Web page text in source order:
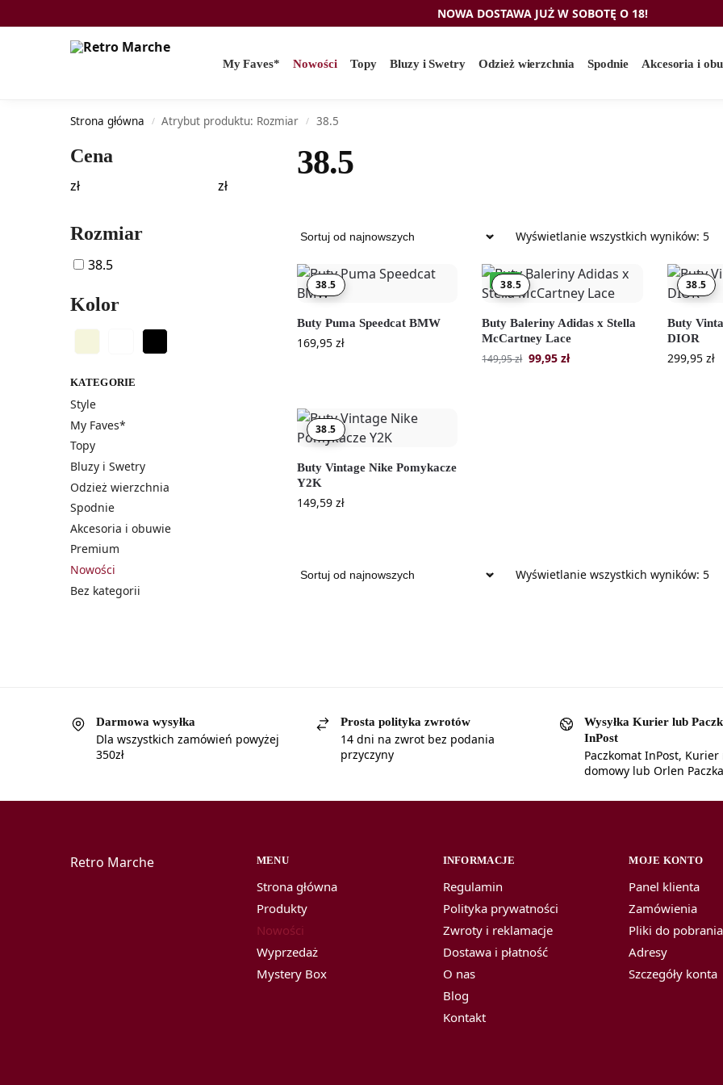
NOWA DOSTAWA JUŻ W SOBOTĘ O 18!
My Faves* Nowości Topy Bluzy i Swetry Odzież wierzchnia Spodnie Akcesoria i
Search
Strona główna / Atrybut produktu: Rozmiar / 38.5
38.5
Wyświetlanie wszystkich wyników: 5
38.5
Buty Puma Speedcat BMW
169,95 zł
-33%
38.5
Buty Baleriny Adidas x Stella
McCartney Lace
149,95zł 99,95zł
38.5
Buty
DIOR
299,95 zł
38.5
Buty Vintage Nike Pomykacze
Y2K
149,59 zł
Wyświetlanie wszystkich wyników: 5
Cena
zł zł
Rozmiar
38.5
Kolor
KATEGORIE
Style
My Faves*
Topy
Bluzy i Swetry
Odzież wierzchnia
Spodnie
Akcesoria i obuwie
Premium
Nowości
Bez kategorii
Darmowa wysyłka
Dla wszystkich zamówień powyżej
350zł
Prosta polityka zwrotów
14 dni na zwrot bez podania
przyczyny
Wysyłka Kurier lub
InPost
Paczkomat InPost, Kurier
domowy lub Orlen Paczka
Retro Marche MENU
Strona główna
Produkty
Nowości
Wyprzedaż
Mystery Box
INFORMACJE
Regulamin
Polityka prywatności
Zwroty i reklamacje
Dostawa i płatność
O nas
Blog
Kontakt
MOJE KONTO
Panel klienta
Zamówienia
Pliki do pobrania
Adresy
Szczegóły konta